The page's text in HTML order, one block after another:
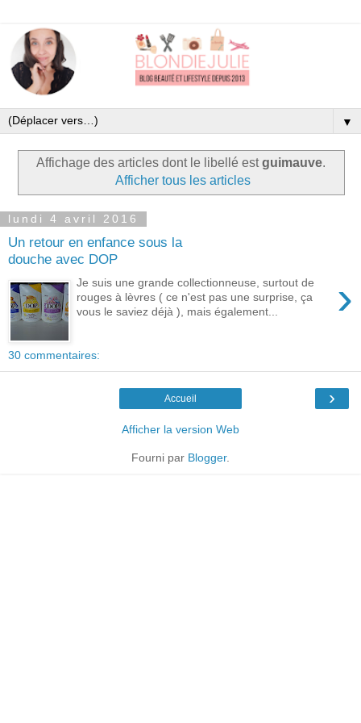
▼
Affichage des articles dont le libellé estguimauve.
Afficher tous les articles
lundi 4 avril 2016
Un retour en enfance sous la
douche avec DOP
›
Je suis une grande collectionneuse, surtout de
rouges à lèvres ( ce n'est pas une surprise, ça
vous le saviez déjà ), mais également...
30 commentaires:
›
Accueil
Afficher la version Web
Fourni par Blogger.